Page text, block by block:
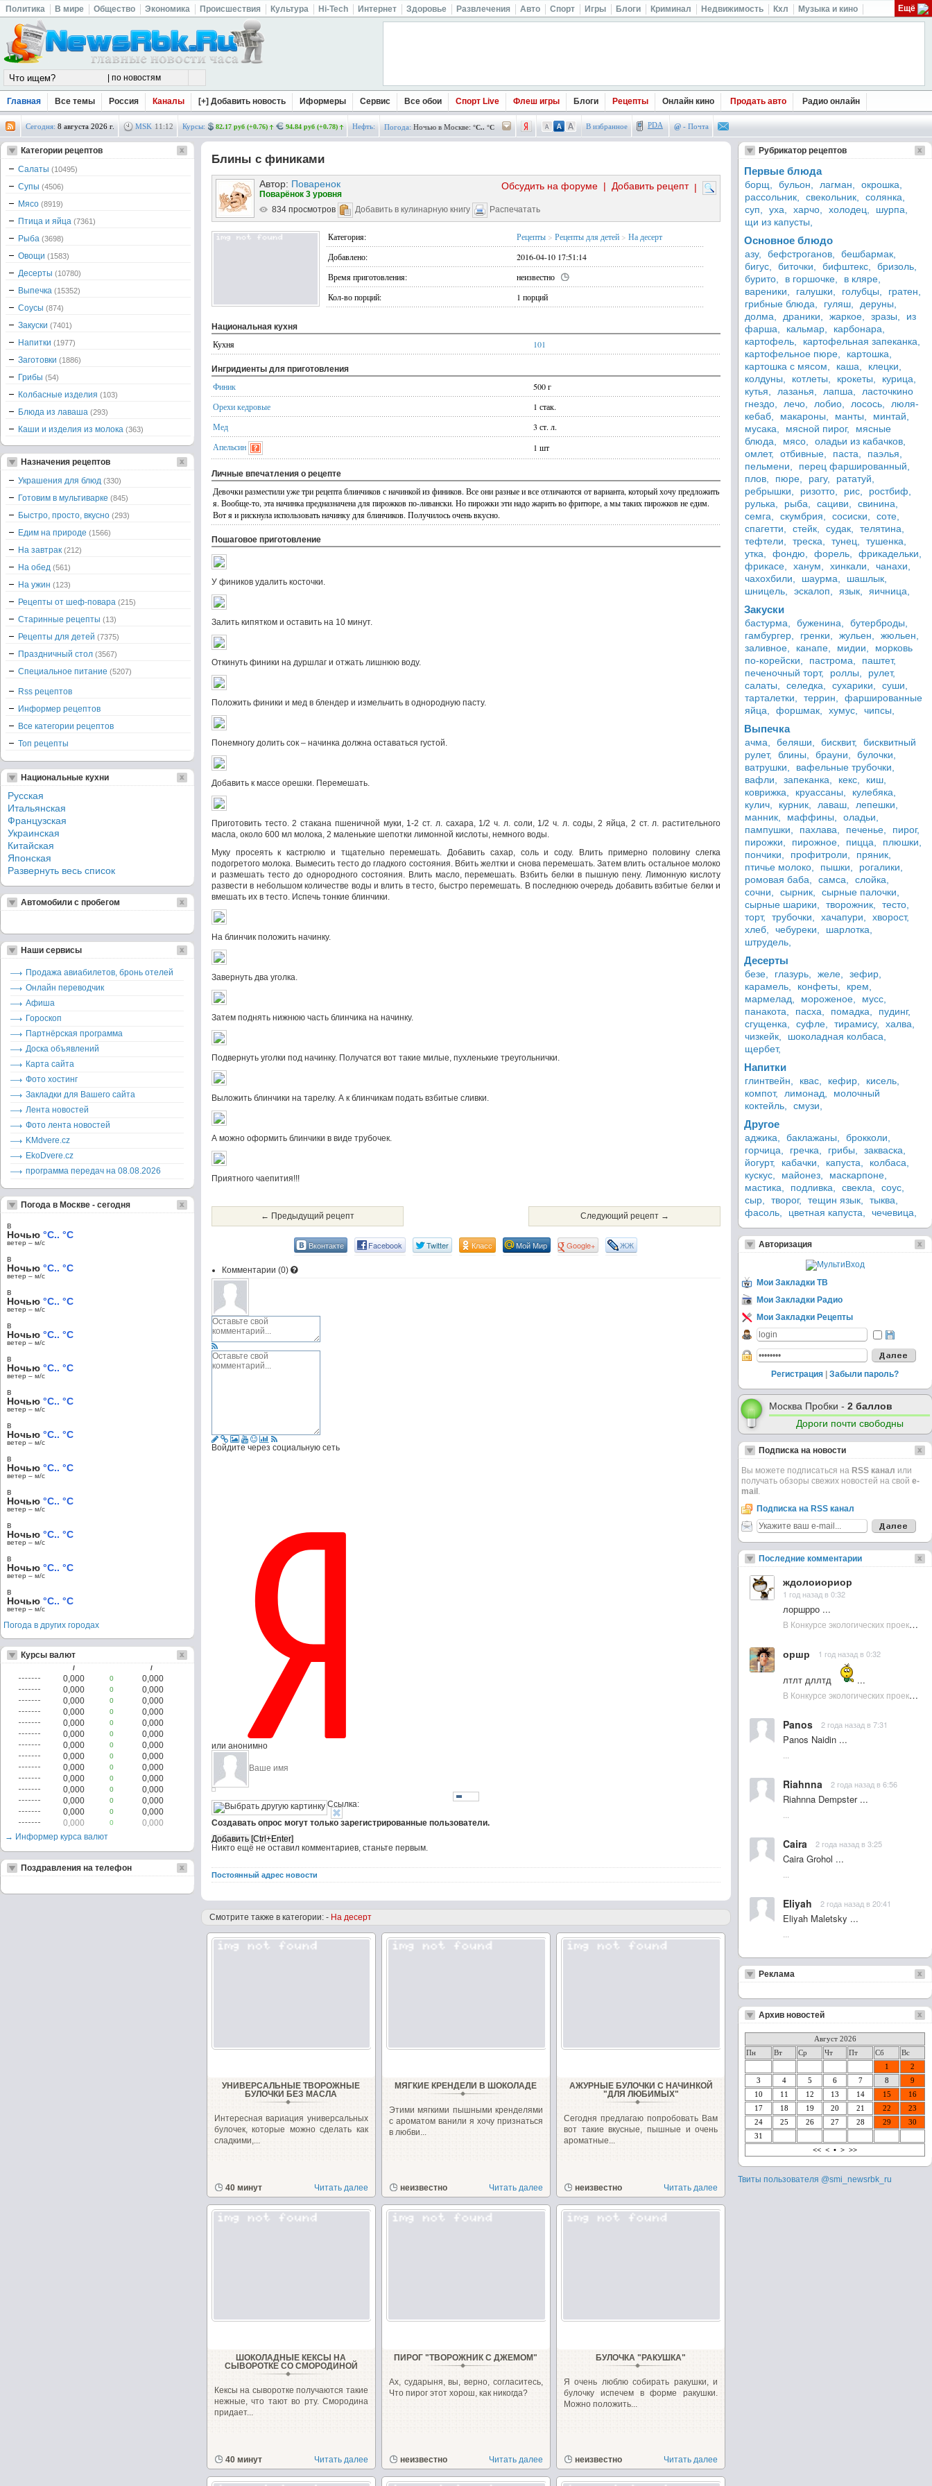
Политика В мире Общество Экономика Происшествия Культура Hi-Tech Интернет Здоровье Развлечения Авто Спорт Игры Блоги Криминал Недвижимость Кхл Музыка и кино Ещё
Главная Все темы Россия Каналы [+] Добавить новость Иформеры Сервис Все обои Спорт Live Флеш игры Блоги Рецепты Онлайн кино Продать авто Радио онлайн
Сегодня: 8 августа 2026 г. MSK 11 :12 Курсы: 82.17 руб (+0.76) 94.84 руб (+0.78) Нефть: Погода: Ночью в Москве: °C.. °C В избранное PDA @ - Почта
Блины с финиками
Автор: Поваренок |
Добавить рецепт
|
Обсудить на форуме
Поварёнок 3 уровня
834 просмотров
Добавить в кулинарную книгу Распечатать
Категория: Рецепты > Рецепты для детей > На десерт
Добавлено:
2016-04-10 17:51:14
Время приготовления:
неизвестно
Кол-во порций:
1 порций
Национальная кухня
Кухня 101
Ингридиенты для приготовления
Финик
500 г
Орехи кедровые
1 стак.
Мед
3 ст. л.
Апельсин
1 шт
Личные впечатления о рецепте
Девочки разместили уже три рецепта блинчиков с начинкой из фиников. Все они разные и все отличаются от варианта, который хочу предложить
я. Вообще-то, эта начинка предназначена для пирожков по-ливански. Но пирожки эти надо жарить во фритюре, а мы таких пирожков не едим.
Вот я и рискнула использовать начинку для блинчиков. Получилось очень вкусно.
Пошаговое приготовление
У фиников удалить косточки.
Залить кипятком и оставить на 10 минут.
Откинуть финики на дуршлаг и отжать лишнюю воду.
Положить финики и мед в блендер и измельчить в однородную пасту.
Понемногу долить сок – начинка должна оставаться густой.
Добавить к массе орешки. Перемешать.
Приготовить тесто. 2 стакана пшеничной муки, 1-2 ст. л. сахара, 1/2 ч. л. соли, 1/2 ч. л. соды, 2 яйца, 2 ст. л. растительного
масла, около 600 мл молока, 2 маленькие шепотки лимонной кислоты, немного воды.
Муку просеять к кастрюлю и тщательно перемешать. Добавить сахар, соль и соду. Влить примерно половину слегка
подогретого молока. Вымесить тесто до гладкого состояния. Вбить желтки и снова перемешать. Затем влить остальное молоко
и размешать тесто до однородного состояния. Влить масло, перемешать. Взбить белки в пышную пену. Лимонную кислоту
развести в небольшом количестве воды и влить в тесто, быстро перемешать. В последнюю очередь добавить взбитые белки и
вмешать их в тесто. Испечь тонкие блинчики.
На блинчик положить начинку.
Завернуть два уголка.
Затем поднять нижнюю часть блинчика на начинку.
Подвернуть уголки под начинку. Получатся вот такие милые, пухленькие треугольнички.
Выложить блинчики на тарелку. А к блинчикам подать взбитые сливки.
А можно оформить блинчики в виде трубочек.
Приятного чаепития!!!
← Предыдущий рецепт Следующий рецепт →
Вконтакте Facebook Twitter Класс Мой Мир Google+ ЖЖ
Комментарии (0)
Войдите через социальную сеть
или анонимно
Ссылка:
Создавать опрос могут только зарегистрированные пользователи.
Никто ещё не оставил комментариев, станьте первым.
Постоянный адрес новости
Смотрите также в категории: - На десерт
УНИВЕРСАЛЬНЫЕ ТВОРОЖНЫЕ
БУЛОЧКИ БЕЗ МАСЛА
Интересная вариация универсальных
булочек, которые можно сделать как
сладкими,...
40 минут Читать далее
МЯГКИЕ КРЕНДЕЛИ В ШОКОЛАДЕ
Этими мягкими пышными кренделями
с ароматом ванили я хочу признаться
в любви...
неизвестно Читать далее
АЖУРНЫЕ БУЛОЧКИ С НАЧИНКОЙ
"ДЛЯ ЛЮБИМЫХ"
Сегодня предлагаю попробовать Вам
вот такие вкусные, пышные и очень
ароматные...
неизвестно Читать далее
ШОКОЛАДНЫЕ КЕКСЫ НА
СЫВОРОТКЕ СО СМОРОДИНОЙ
Кексы на сыворотке получаются такие
нежные, что тают во рту. Смородина
придает...
40 минут Читать далее
ПИРОГ "ТВОРОЖНИК С ДЖЕМОМ"
Ах, сударыня, вы, верно, согласитесь,
Что пирог этот хорош, как никогда?
неизвестно Читать далее
БУЛОЧКА "РАКУШКА"
Я очень люблю собирать ракушки, и
булочку испечем в форме ракушки.
Можно положить...
неизвестно Читать далее
Категории рецептов
Салаты (10495)
Супы (4506)
Мясо (8919)
Птица и яйца (7361)
Рыба (3698)
Овощи (1583)
Десерты (10780)
Выпечка (15352)
Соусы (874)
Закуски (7401)
Напитки (1977)
Заготовки (1886)
Грибы (54)
Колбасные изделия (103)
Блюда из лаваша (293)
Каши и изделия из молока (363)
Назначения рецептов
Украшения для блюд (330)
Готовим в мультиварке (845)
Быстро, просто, вкусно (293)
Едим на природе (1566)
На завтрак (212)
На обед (561)
На ужин (123)
Рецепты от шеф-повара (215)
Старинные рецепты (13)
Рецепты для детей (7375)
Праздничный стол (3567)
Специальное питание (5207)
Rss рецептов
Информер рецептов
Все категории рецептов
Топ рецепты
Национальные кухни
Русская
Итальянская
Французская
Украинская
Китайская
Японская
Развернуть весь список
Автомобили с пробегом
Наши сервисы
Продажа авиабилетов, бронь отелей
Онлайн переводчик
Афиша
Гороскоп
Партнёрская программа
Доска объявлений
Карта сайта
Фото хостинг
Закладки для Вашего сайта
Лента новостей
Фото лента новостей
KMdvere.cz
EkoDvere.cz
программа передач на 08.08.2026
Погода в Москве - сегодня
в
Ночью °C.. °C
ветер – м/c
в
Ночью °C.. °C
ветер – м/c
в
Ночью °C.. °C
ветер – м/c
в
Ночью °C.. °C
ветер – м/c
в
Ночью °C.. °C
ветер – м/c
в
Ночью °C.. °C
ветер – м/c
в
Ночью °C.. °C
ветер – м/c
в
Ночью °C.. °C
ветер – м/c
в
Ночью °C.. °C
ветер – м/c
в
Ночью °C.. °C
ветер – м/c
в
Ночью °C.. °C
ветер – м/c
в
Ночью °C.. °C
ветер – м/c
Погода в других городах
Курсы валют
/ /
0,000 0
0,000
0,000
0
0,000
0,000
0
0,000
0,000
0
0,000
0,000
0
0,000
0,000
0
0,000
0,000
0
0,000
0,000
0
0,000
0,000
0
0,000
0,000
0
0,000
0,000
0
0,000
0,000
0
0,000
0,000
0
0,000
0,000
0
0,000
→ Информер курса валют
Поздравления на телефон
Рубрикатор рецептов
Первые блюда
борщ, бульон, лагман,
окрошка,
рассольник,
свекольник,
солянка,
суп,
уха, харчо, холодец,
шурпа,
щи из капусты,
Основное блюдо
азу, бефстроганов,
бешбармак,
бигус,
биточки, бифштекс,
бризоль,
бурито,
в горшочке,
в кляре,
вареники,
галушки, голубцы,
гратен,
грибные блюда,
гуляш,
деруны,
долма,
драники, жаркое, зразы,
из
фарша,
кальмар,
карбонара,
картофель,
картофельная запеканка,
картофельное пюре,
картошка,
картошка с мясом,
каша,
клецки,
колдуны,
котлеты, крокеты,
курица,
кутья,
лазанья, лапша,
ласточкино
гнездо,
лечо, лобио, лосось,
люля-
кебаб,
макароны, манты,
минтай,
мусака,
мясной пирог,
мясные
блюда,
мясо,
оладьи из кабачков,
омлет,
отбивные, паста,
паэлья,
пельмени,
перец фаршированный,
плов,
пюре, рагу,
рататуй,
ребрышки,
ризотто, рис,
ростбиф,
рулька,
рыба, сациви,
свинина,
семга,
скумбрия, сосиски,
соте,
спагетти,
стейк, судак,
телятина,
тефтели,
треска, тунец,
тушенка,
утка,
фондю, форель,
фрикадельки,
фрикасе,
ханум, хинкали,
чанахи,
чахохбили,
шаурма,
шашлык,
шницель,
эскалоп, язык, яичница,
Закуски
бастурма, буженина,
бутерброды,
гамбургер,
гренки, жульен,
жюльен,
заливное,
канапе, мидии,
морковь
по-корейски,
пастрома,
паштет,
печеночный торт,
роллы,
рулет,
салаты,
селедка, сухарики,
суши,
тарталетки,
террин,
фаршированные
яйца,
форшмак, хумус, чипсы,
Выпечка
ачма, беляши, бисквит,
бисквитный
рулет,
блины, брауни,
булочки,
ватрушки,
вафельные трубочки,
вафли,
запеканка, кекс,
киш,
коврижка,
круассаны,
кулебяка,
кулич,
курник, лаваш,
лепешки,
манник,
маффины,
оладьи,
пампушки,
пахлава, печенье,
пирог,
пирожки,
пирожное, пицца,
плюшки,
пончики,
профитроли,
пряник,
птичье молоко,
пышки,
рогалики,
ромовая баба,
самса,
слойка,
сочни,
сырник,
сырные палочки,
сырные шарики,
творожник,
тесто,
торт,
трубочки, хачапури,
хворост,
хлеб,
чебуреки,
шарлотка,
штрудель,
Десерты
безе, глазурь, желе,
зефир,
карамель,
конфеты,
крем,
мармелад,
мороженое,
мусс,
панакота,
пасха, помадка,
пудинг,
сгущенка,
суфле, тирамису,
халва,
чизкейк,
шоколадная колбаса,
щербет,
Напитки
глинтвейн, квас, кефир,
кисель,
компот,
лимонад,
молочный
коктейль,
смузи,
Другое
аджика, баклажаны,
брокколи,
горчица,
гречка, грибы,
закваска,
йогурт,
кабачки, капуста,
колбаса,
кускус,
майонез,
маскарпоне,
мастика,
подливка, свекла,
соус,
сыр,
творог, тещин язык,
тыква,
фасоль,
цветная капуста, чечевица,
Авторизация
Мои Закладки ТВ
Мои Закладки Радио
Мои Закладки Рецепты
Регистрация Забыли пароль?
Москва Пробки - 2 баллов
Дороги почти свободны
Подписка на новости
Вы можете подписаться на RSS канал или
получать обзоры свежих новостей на свой e-
mail .
Подписка на RSS канал
Последние комментарии
ждолоиориор
1 год назад в 0:32
лоршрро ...
В Конкурсе экологических проектов в Подмосковье активно участвовала молодежь :: NewsRbk.ru...
оршр 1 год назад в 0:32
лтлт дллтд
...
В Конкурсе экологических проектов в Подмосковье активно участвовала молодежь :: NewsRbk.ru...
Panos 2 года назад в 7:31
Panos Naidin ...
Riahnna 2 года назад в 6:56
Riahnna Dempster ...
Caira 2 года назад в 3:25
Caira Grohol ...
Eliyah 2 года назад в 20:41
Eliyah Maletsky ...
Реклама
Архив новостей
Август 2026
Пн
Вт Ср Чт Пт Сб
Вс
1
2
3
4 5 6 7 8
9
10
11 12 13 14 15
16
17
18 19 20 21 22
23
24
25 26 27 28 29
30
31
<< < • > >>
Твиты пользователя @smi_newsrbk_ru